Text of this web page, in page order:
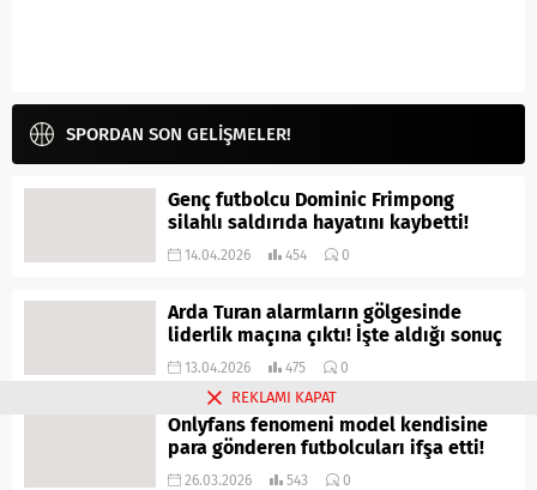
SPORDAN SON GELİŞMELER!
Genç futbolcu Dominic Frimpong
silahlı saldırıda hayatını kaybetti!
14.04.2026 454 0
Arda Turan alarmların gölgesinde
liderlik maçına çıktı! İşte aldığı sonuç
13.04.2026 475 0
Onlyfans fenomeni model kendisine
para gönderen futbolcuları ifşa etti!
26.03.2026 543 0
REKLAMI KAPAT